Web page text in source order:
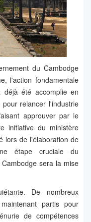
du Cambodge
l'action fondamentale
déjà été accomplie en
relancer l'industrie
approuver par le
initiative du ministère
lors de l'élaboration de
étape cruciale du
sera la mise
De nombreux
partis pour
de compétences